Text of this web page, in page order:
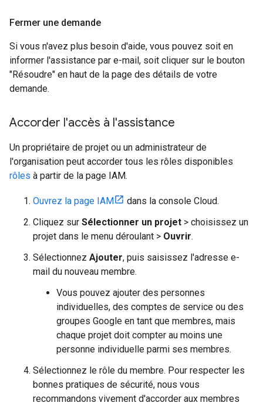
Fermer une demande
Si vous n'avez plus besoin d'aide, vous pouvez soit en
informer l'assistance par e-mail, soit cliquer sur le bouton
"Résoudre" en haut de la page des détails de votre
demande.
Accorder l'accès à l'assistance
Un propriétaire de projet ou un administrateur de
l'organisation peut accorder tous les rôles disponibles
rôles à partir de la page IAM.
Ouvrez la page IAM
dans la console Cloud.
Cliquez sur Sélectionner un projet > choisissez un
projet dans le menu déroulant > Ouvrir.
Sélectionnez Ajouter, puis saisissez l'adresse e-
mail du nouveau membre.
Vous pouvez ajouter des personnes
individuelles, des comptes de service ou des
groupes Google en tant que membres, mais
chaque projet doit compter au moins une
personne individuelle parmi ses membres.
Sélectionnez le rôle du membre. Pour respecter les
bonnes pratiques de sécurité, nous vous
recommandons vivement d'accorder aux membres